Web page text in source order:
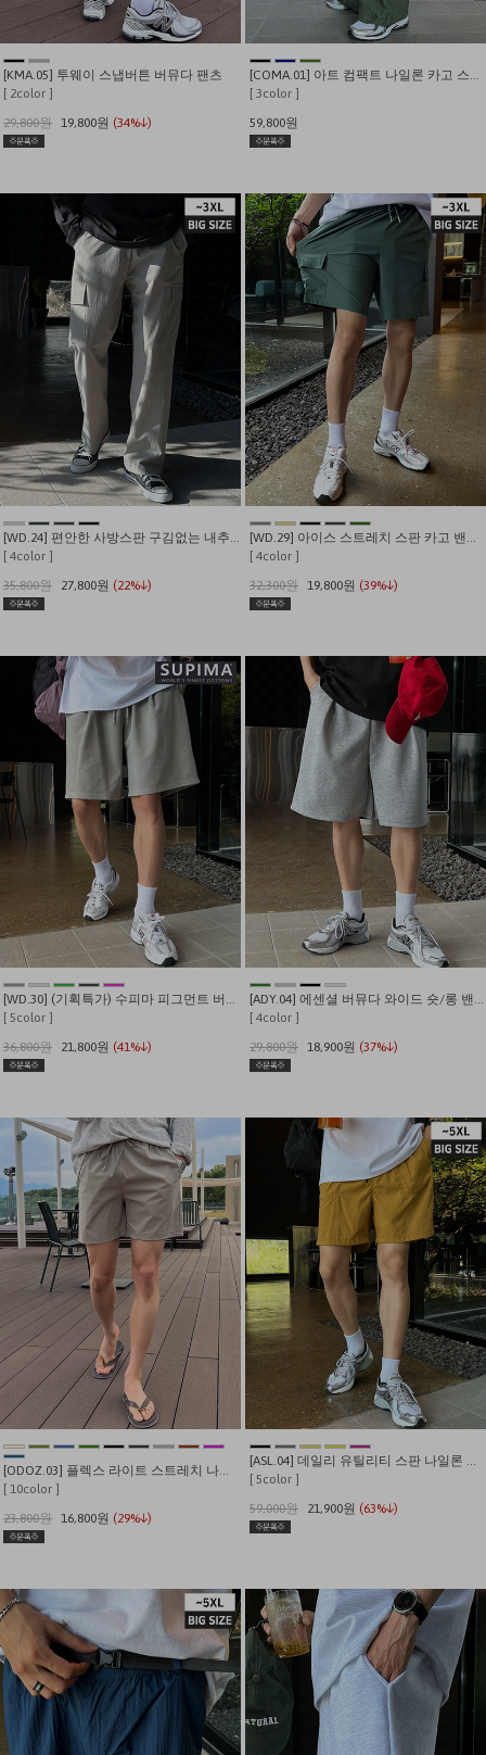
[KMA.05] 투웨이 스냅버튼 버뮤다 팬츠
[ 2color ]
29,800원 19,800원 (34%↓)
[COMA.01] 아트 컴팩트 나일론 카고 스트링팬츠
[ 3color ]
59,800원
[ 4color ]
35,800원
27,800원 (22%↓)
[ 4color ]
32,300원 19,800원 (39%↓)
[WD.30] (기획특가) 수피마 피그먼트 버뮤다 와이드 쇼츠
[ 5color ]
36,800원
21,800원 (41%↓)
[ADY.04] 에센셜 버뮤다 와이드 숏/롱 밴딩 반바지
[ 4color ]
29,800원 18,900원 (37%↓)
[ODOZ.03] 플렉스 라이트 스트레치 나일론 7인치 쇼츠
[ 10color ]
23,800원 16,800원 (29%↓)
[ASL.04] 데일리 유틸리티 스판 나일론 쇼츠
[ 5color ]
59,000원
21,900원 (63%↓)